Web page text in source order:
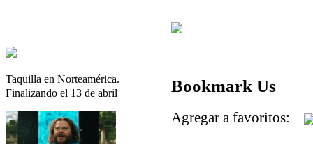
Taquilla en Norteamérica.
Finalizando el 13 de abril
Bookmark Us
Agregar a favoritos: